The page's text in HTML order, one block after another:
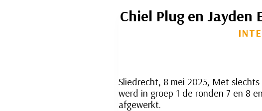
Chiel Plug en
Sliedrecht, 8 mei 2025, Met
werd in groep 1 de ronden 7 en 8
afgewerkt.